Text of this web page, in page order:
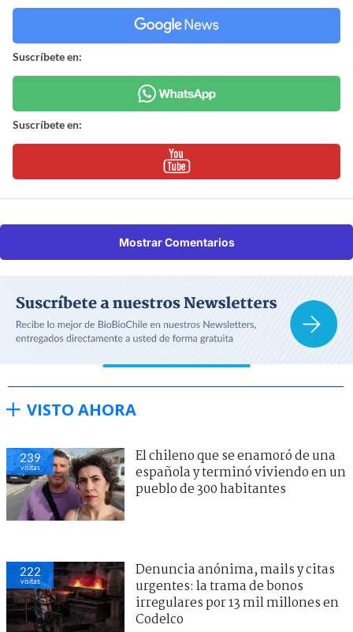
Suscríbete en:
Suscríbete en:
Mostrar Comentarios
VISTO AHORA
239
visitas
El chileno que se enamoró de una
española y terminó viviendo en un
pueblo de 300 habitantes
222
visitas
Denuncia anónima, mails y citas
urgentes: la trama de bonos
irregulares por 13 mil millones en
Codelco